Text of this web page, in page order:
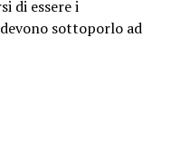
di essere i
sottoporlo ad